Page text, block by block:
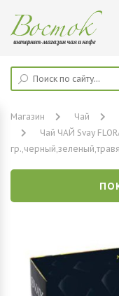
Магазин Чай
Чай ЧАЙ Svay